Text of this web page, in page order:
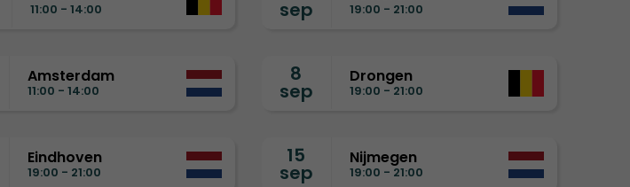
11:00 - 14:00 sep 19:00 - 21:00
Amsterdam
11:00 - 14:00
8
sep
Drongen
19:00 - 21:00
Eindhoven
19:00 - 21:00
15
sep
Nijmegen
19:00 - 21:00